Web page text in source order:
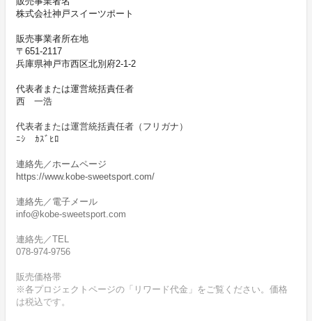
株式会社神戸スイーツポート
販売事業者所在地
〒651-2117
兵庫県神戸市西区北別府2-1-2
代表者または運営統括責任者
西 一浩
代表者または運営統括責任者（フリガナ）
ﾆｼ ｶｽﾞﾋﾛ
連絡先／ホームページ
https://www.kobe-sweetsport.com/
連絡先／電子メール
info@kobe-sweetsport.com
連絡先／TEL
078-974-9756
販売価格帯
※各プロジェクトページの「リワード代金」をご覧ください。価格
は税込です。